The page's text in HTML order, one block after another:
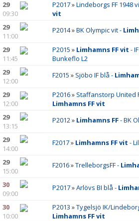
29
09:30
P2017»Lindeborgs FF 1948
vit
29
11:00
P2014»BK Olympic vit -
29
11:45
P2015 » Limhamns FF vit -
Bunkeflo L2
29
12:00
F2015 » Sjöbo IF blå -
29
12:00
P2016» Staffanstorp United
Limhamns FF vit
29
13:15
P2012» Limhamns FF- BK
29
14:00
F2017» Limhamns FF vit -
29
15:00
F2016»TrelleborgsFF -
30
09:00
P2017»Arlövs BI blå -
30
10:00
P2013 »Tygelsjö IK/
Limhamns FF vit